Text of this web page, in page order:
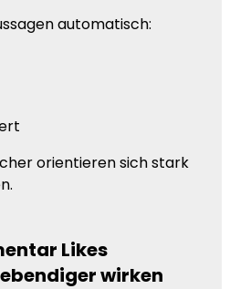
automatisch:
orientieren sich stark
Likes
wirken